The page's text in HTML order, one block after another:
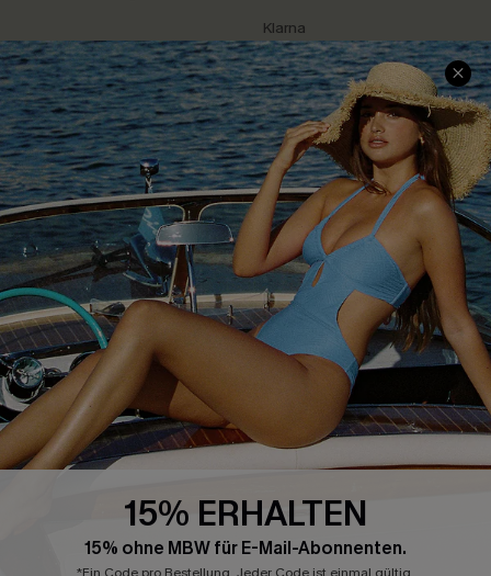
Klarna
SERVICEZENTRUM
Größenguide
Geschenkkarte
Treueprogramm
Affiliate Programm
BELIEBTE SUCHEN
Bauchweg
High-Waist
Sommerkleider
Blau-Weiß
4.4
CUPSHE-APP HERUNTERLADEN
15% ERHALTEN
15% ohne MBW für E-Mail-Abonnenten.